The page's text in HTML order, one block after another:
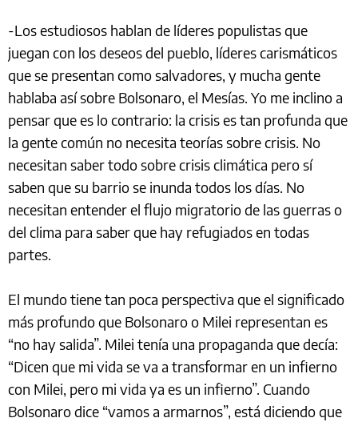
-Los estudiosos hablan de líderes populistas que
juegan con los deseos del pueblo, líderes carismáticos
que se presentan como salvadores, y mucha gente
hablaba así sobre Bolsonaro, el Mesías. Yo me inclino a
pensar que es lo contrario: la crisis es tan profunda que
la gente común no necesita teorías sobre crisis. No
necesitan saber todo sobre crisis climática pero sí
saben que su barrio se inunda todos los días. No
necesitan entender el flujo migratorio de las guerras o
del clima para saber que hay refugiados en todas
partes.
El mundo tiene tan poca perspectiva que el significado
más profundo que Bolsonaro o Milei representan es
“no hay salida”. Milei tenía una propaganda que decía:
“Dicen que mi vida se va a transformar en un infierno
con Milei, pero mi vida ya es un infierno”. Cuando
Bolsonaro dice “vamos a armarnos”, está diciendo que